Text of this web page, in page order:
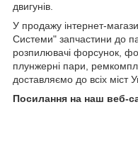
двигунів.
У продажу інтернет-
Системи" запчастини до
розпилювачі форсунок,
плунжерні пари,
доставляємо до всіх міст
Посилання на наш веб-